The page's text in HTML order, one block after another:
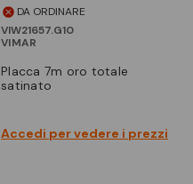
DA ORDINARE
VIW21657.G10
VIMAR
placca 7m oro totale
satinato
Accedi per vedere i prezzi